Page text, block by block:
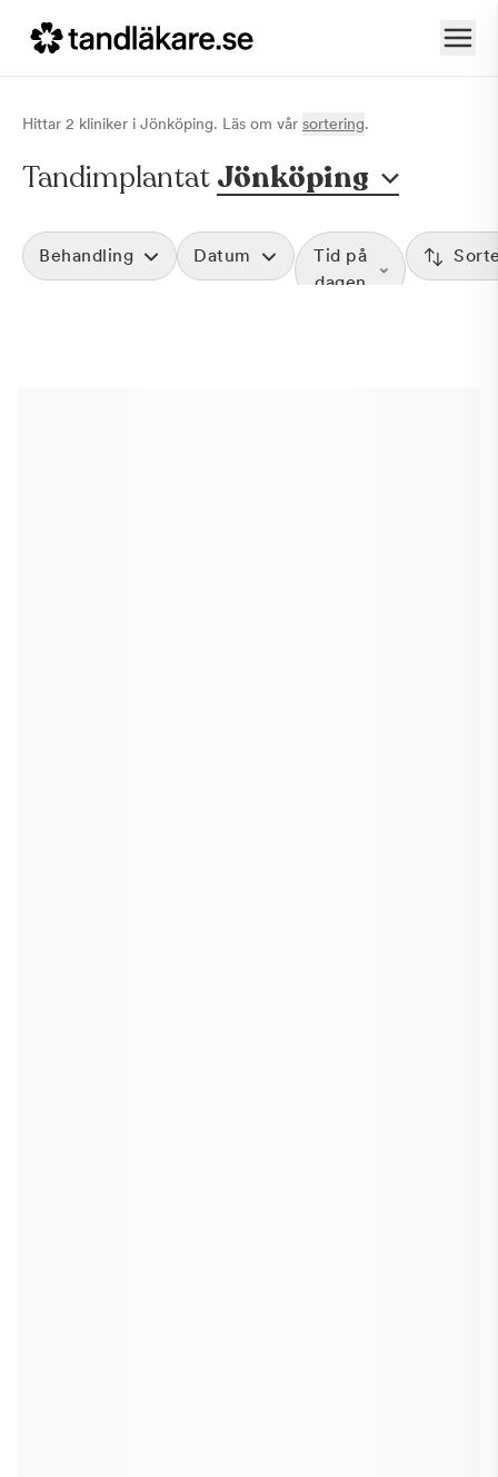
Hittar 2 kliniker i Jönköping. Läs om vår sortering.
Tandimplantat Jönköping
Behandling Datum
Tid på
dagen